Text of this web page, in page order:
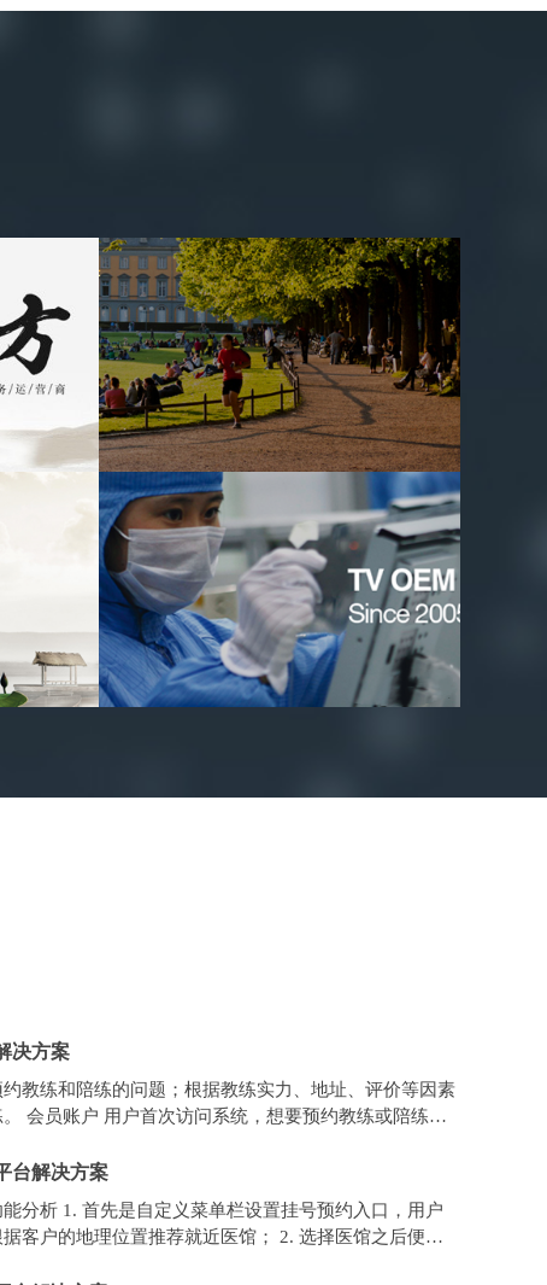
决方案
教练和陪练的问题；根据教练实力、地址、评价等因素
会员账户 用户首次访问系统，想要预约教练或陪练
台解决方案
分析 1. 首先是自定义菜单栏设置挂号预约入口，用户
客户的地理位置推荐就近医馆； 2. 选择医馆之后便是